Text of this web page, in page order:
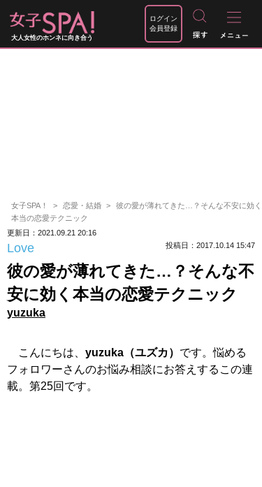
大人女性のホンネに向き合う
ログイン
会員登録
女子SPA！ 恋愛・結婚
彼の愛が薄れてきた…？そんな不安に効く
本当の恋愛テクニック
更新日：2021.09.21 20:16
Love 投稿日：2017.10.14 15:47
彼の愛が薄れてきた…？そんな不
安に効く本当の恋愛テクニック
yuzuka
こんにちは、 yuzuka（ユズカ） です。悩める
フォロワーさんのお悩み相談にお答えするこの連
載。第25回です。